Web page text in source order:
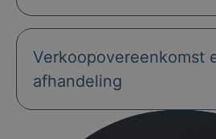
Verkoopovereenkomst
afhandeling